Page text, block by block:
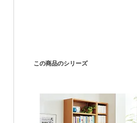
この商品のシリーズ